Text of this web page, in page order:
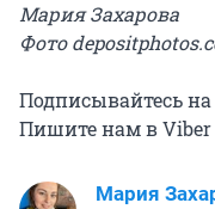
Мария Захарова
Фото
Подписывайтесь
Пишите нам в Viber
Мария